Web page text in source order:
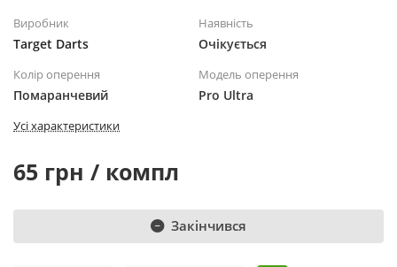
Виробник
Target Darts
Наявність
Очікується
Колір оперення
Помаранчевий
Модель оперення
Pro Ultra
Усі характеристики
65 грн / компл
Закінчився